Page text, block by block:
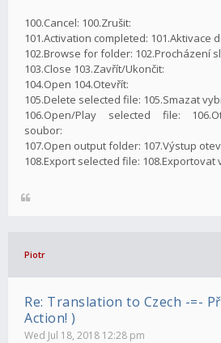
100.Cancel: 100.Zrušit:
101.Activation completed: 101.Aktivace
102.Browse for folder: 102.Procházení
103.Close 103.Zavřít/Ukončit:
104.Open 104.Otevřít:
105.Delete selected file: 105.Smazat
106.Open/Play selected file:
soubor:
107.Open output folder: 107.Výstup
108.Export selected file:
Piotr
Re: Translation to Czech -=-
Action! )
Wed Jul 18, 2018 12:28 pm